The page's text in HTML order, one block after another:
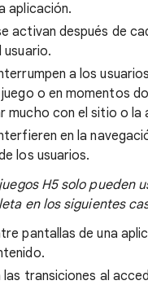
aplicación.
activan después de
a los
o en momentos
mucho con el sitio o la
en la
los usuarios.
H5 solo pueden
en los siguientes
pantallas de una
las transiciones al